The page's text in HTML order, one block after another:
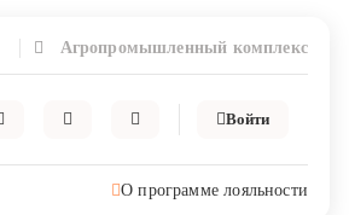
Агропромышленный комплекс
Войти
О программе лояльности